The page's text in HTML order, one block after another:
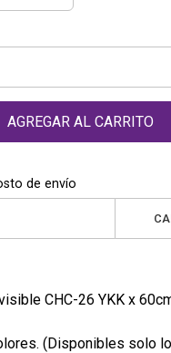
AGREGAR AL CARRITO
de envío
CHC-26 YKK x
(Disponibles solo